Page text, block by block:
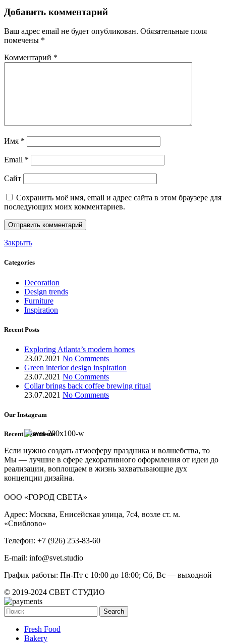
Добавить комментарий
Ваш адрес email не будет опубликован. Обязательные поля
помечены *
Комментарий *
Имя *
Email *
Сайт
Сохранить моё имя, email и адрес сайта в этом браузере для
последующих моих комментариев.
Закрыть
Categories
Decoration
Design trends
Furniture
Inspiration
Recent Posts
Exploring Atlanta’s modern homes
23.07.2021 No Comments
Green interior design inspiration
23.07.2021 No Comments
Collar brings back coffee brewing ritual
23.07.2021 No Comments
Our Instagram
Recent Comments
Если нужно создать атмосферу праздника и волшебства, то
Мы — лучшие в сфере декоративного оформления от идеи до
реализации, воплощаем в жизнь захватывающие дух
концепции дизайна.
ООО «ГОРОД СВЕТА»
Адрес: Москва, Енисейская улица, 7с4, возле ст. м.
«Свиблово»
Телефон: +7 (926) 253-83-60
E-mail: info@svet.studio
График работы: Пн-Пт с 10:00 до 18:00; Сб, Вс — выходной
© 2019-2024 СВЕТ СТУДИО
Search
Fresh Food
Bakery